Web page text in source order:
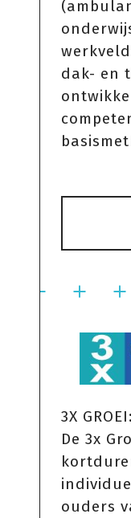
dak- en
3X
De 3x
ouders